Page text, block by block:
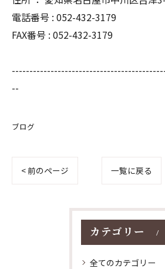
電話番号 : 052-432-3179
FAX番号 : 052-432-3179
--
ブログ
< 前のページ 一覧に戻る
カテゴリー
全てのカテゴリー